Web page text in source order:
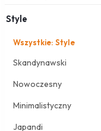
Style
Wszystkie: Style
Skandynawski
Nowoczesny
Minimalistyczny
Japandi